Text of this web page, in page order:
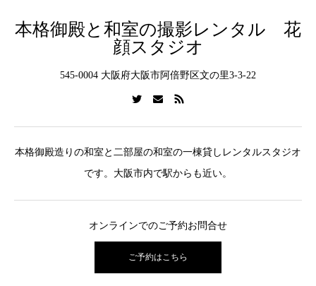
本格御殿と和室の撮影レンタル 花
顔スタジオ
545-0004 大阪府大阪市阿倍野区文の里3-3-22
本格御殿造りの和室と二部屋の和室の一棟貸しレンタルスタジオ
です。大阪市内で駅からも近い。
オンラインでのご予約お問合せ
ご予約はこちら